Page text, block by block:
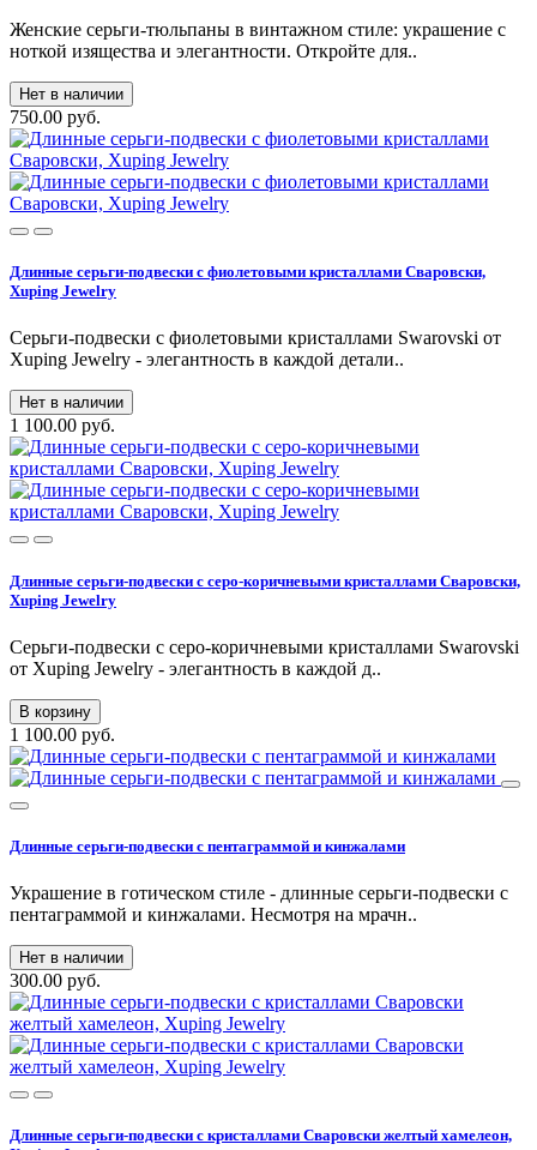
Женские серьги-тюльпаны в винтажном стиле: украшение с
ноткой изящества и элегантности. Откройте для..
Нет в наличии
750.00 руб.
Длинные серьги-подвески с фиолетовыми кристаллами Сваровски,
Xuping Jewelry
Серьги-подвески с фиолетовыми кристаллами Swarovski от
Xuping Jewelry - элегантность в каждой детали..
Нет в наличии
1 100.00 руб.
Длинные серьги-подвески с серо-коричневыми кристаллами Сваровски,
Xuping Jewelry
Серьги-подвески с серо-коричневыми кристаллами Swarovski
от Xuping Jewelry - элегантность в каждой д..
В корзину
1 100.00 руб.
Длинные серьги-подвески с пентаграммой и кинжалами
Украшение в готическом стиле - длинные серьги-подвески с
пентаграммой и кинжалами. Несмотря на мрачн..
Нет в наличии
300.00 руб.
Длинные серьги-подвески с кристаллами Сваровски желтый хамелеон,